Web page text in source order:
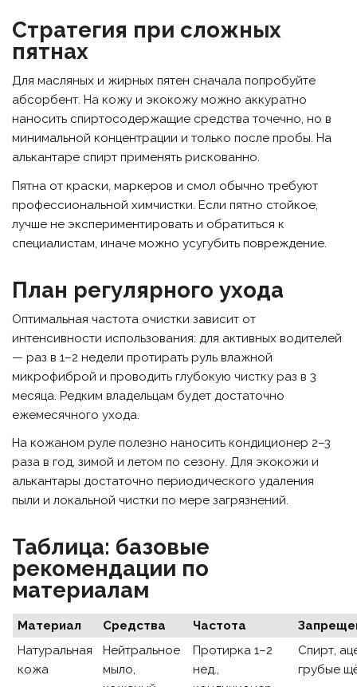
Стратегия при сложных
пятнах
Для масляных и жирных пятен сначала попробуйте
абсорбент. На кожу и экокожу можно аккуратно
наносить спиртосодержащие средства точечно, но в
минимальной концентрации и только после пробы. На
алькантаре спирт применять рискованно.
Пятна от краски, маркеров и смол обычно требуют
профессиональной химчистки. Если пятно стойкое,
лучше не экспериментировать и обратиться к
специалистам, иначе можно усугубить повреждение.
План регулярного ухода
Оптимальная частота очистки зависит от
интенсивности использования: для активных водителей
— раз в 1–2 недели протирать руль влажной
микрофиброй и проводить глубокую чистку раз в 3
месяца. Редким владельцам будет достаточно
ежемесячного ухода.
На кожаном руле полезно наносить кондиционер 2–3
раза в год, зимой и летом по сезону. Для экокожи и
алькантары достаточно периодического удаления
пыли и локальной чистки по мере загрязнений.
Таблица: базовые
рекомендации по
материалам
Материал Средства Частота
Натуральная
кожа
Нейтральное
мыло,
Протирка 1–2
нед.,
Спирт,
грубые